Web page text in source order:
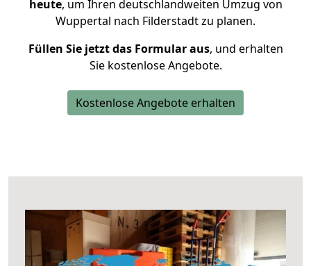
heute, um Ihren deutschlandweiten Umzug von
Wuppertal nach Filderstadt zu planen.
Füllen Sie jetzt das Formular aus, und erhalten
Sie kostenlose Angebote.
Kostenlose Angebote erhalten